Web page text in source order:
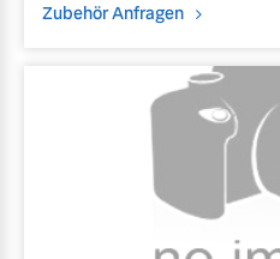
Zubehör Anfragen